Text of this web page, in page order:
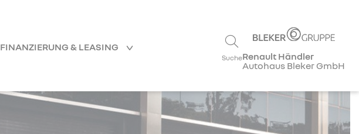
FINANZIERUNG & LEASING
SucheRenault Händler
Autohaus Bleker GmbH